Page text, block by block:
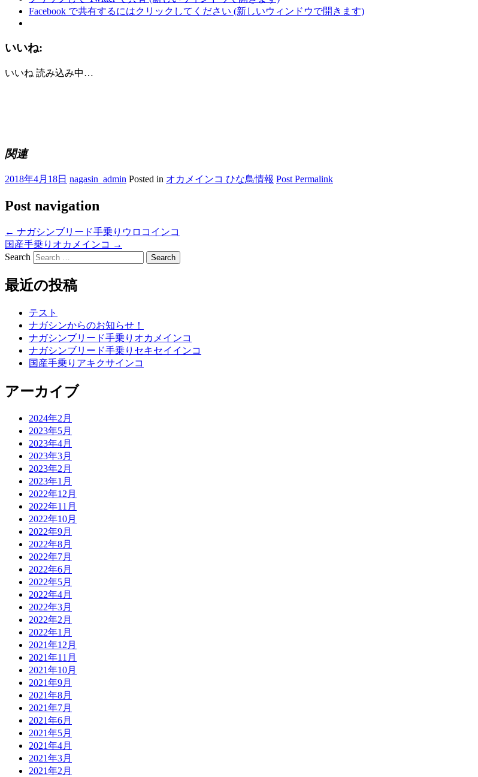
Facebook で共有するにはクリックしてください (新しいウィンドウで開きます)
いいね:
いいね 読み込み中…
関連
2018年4月18日 nagasin_admin Posted in オカメインコ ひな鳥情報 Post Permalink
Post navigation
← ナガシンブリード手乗りウロコインコ
国産手乗りオカメインコ →
Search
最近の投稿
テスト
ナガシンからのお知らせ！
ナガシンブリード手乗りオカメインコ
ナガシンブリード手乗りセキセイインコ
国産手乗りアキクサインコ
アーカイブ
2024年2月
2023年5月
2023年4月
2023年3月
2023年2月
2023年1月
2022年12月
2022年11月
2022年10月
2022年9月
2022年8月
2022年7月
2022年6月
2022年5月
2022年4月
2022年3月
2022年2月
2022年1月
2021年12月
2021年11月
2021年10月
2021年9月
2021年8月
2021年7月
2021年6月
2021年5月
2021年4月
2021年3月
2021年2月